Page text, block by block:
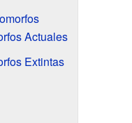
Actuales
Extintas